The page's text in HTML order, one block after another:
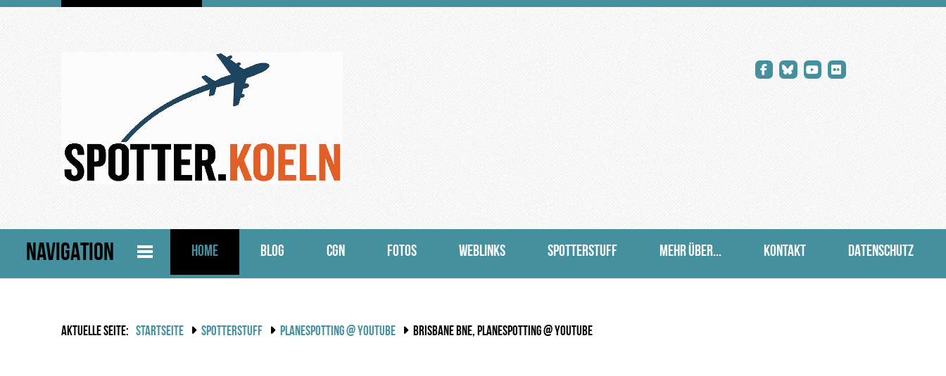
NAVIGATION HOME BLOG CGN FOTOS WEBLINKS SPOTTERSTUFF MEHR ÜBER... KONTAKT DATENSCHUTZ
AKTUELLE SEITE: STARTSEITE SPOTTERSTUFF PLANESPOTTING @ YOUTUBE BRISBANE BNE, PLANESPOTTING @ YOUTUBE